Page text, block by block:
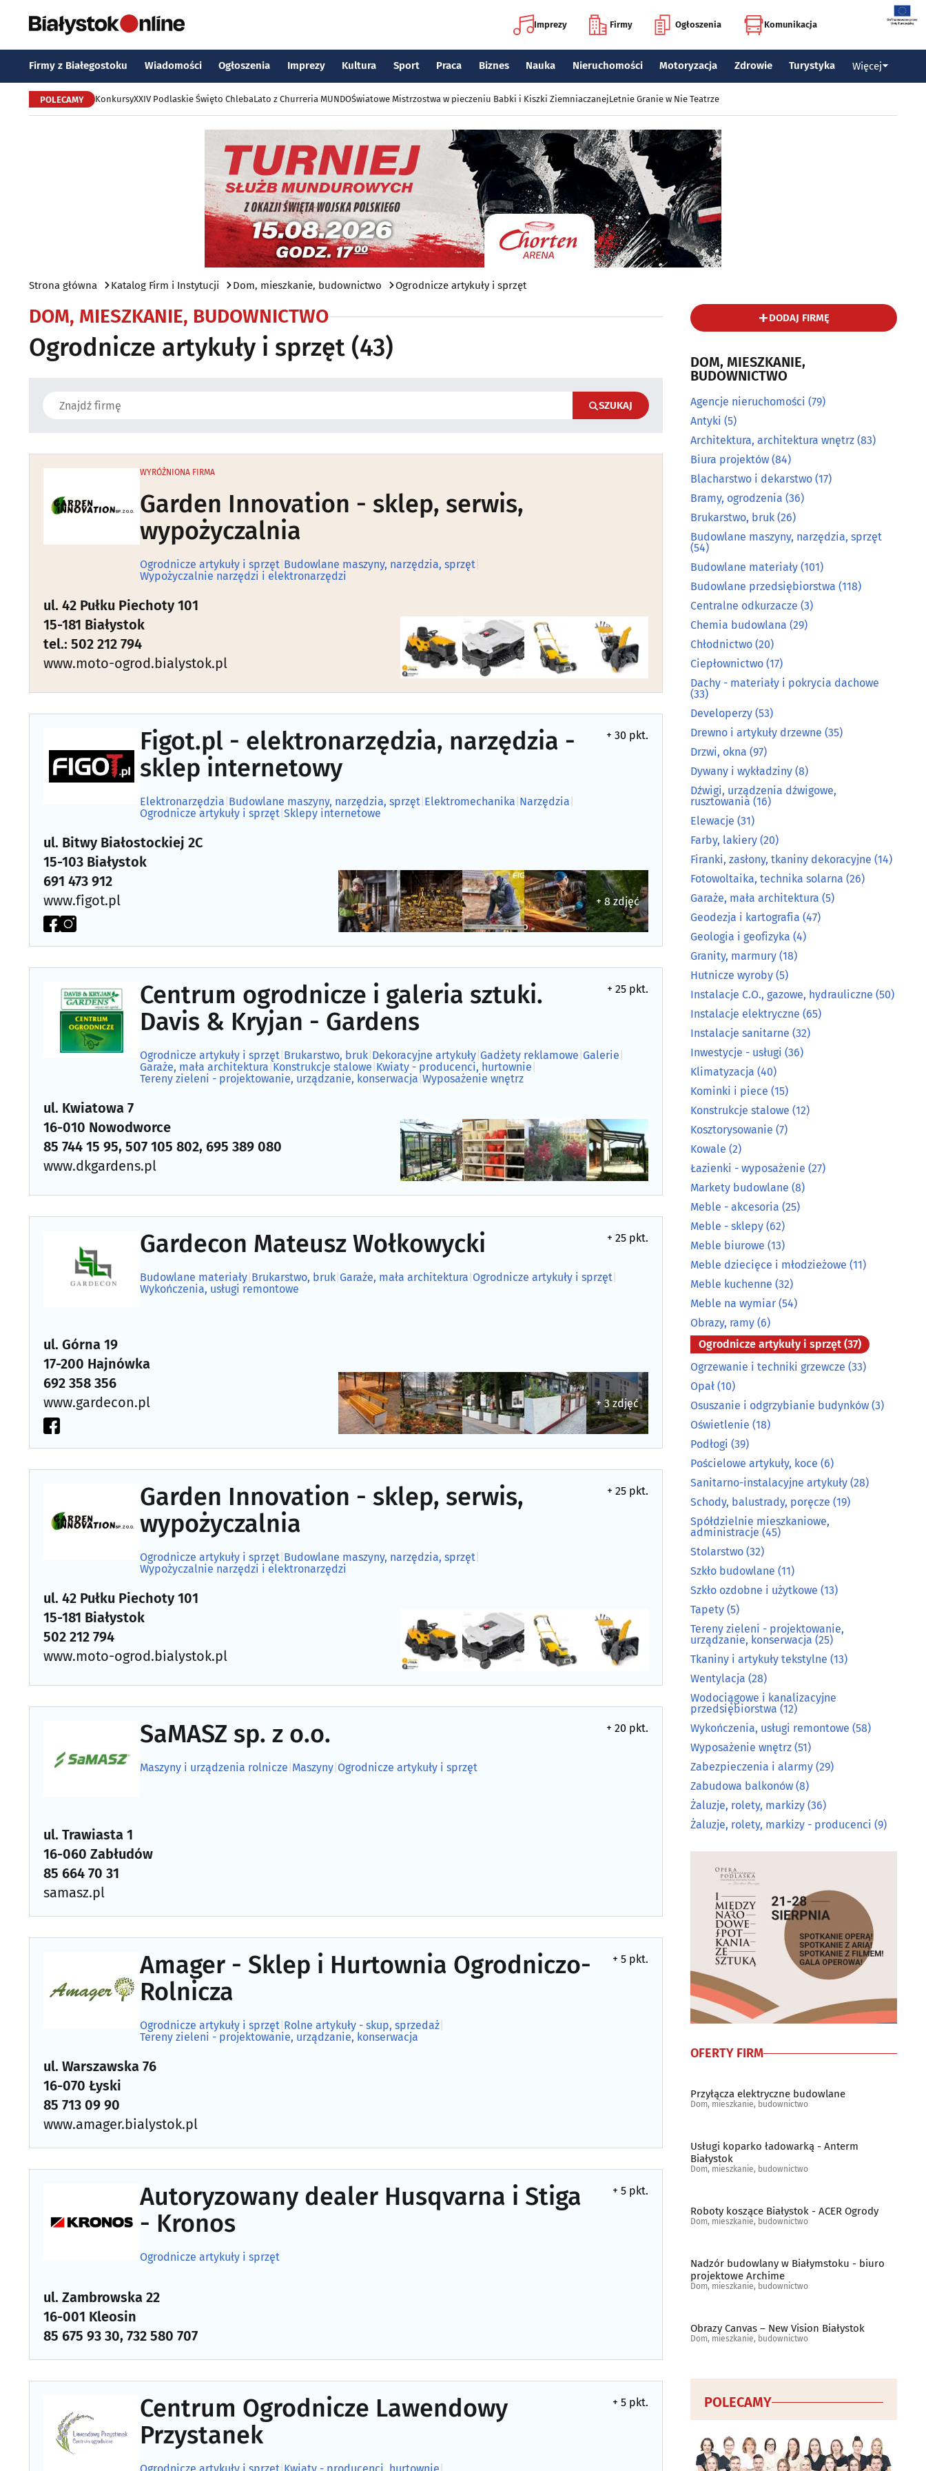
Imprezy Firmy Ogłoszenia Komunikacja
Firmy z Białegostoku Wiadomości Ogłoszenia Imprezy Kultura Sport Praca Biznes Nauka Nieruchomości Motoryzacja Zdrowie Turystyka Więcej
POLECAMY KonkursyXXIV Podlaskie Święto ChlebaLato z Churreria MUNDOŚwiatowe Mistrzostwa w pieczeniu Babki i Kiszki ZiemniaczanejLetnie Granie w Nie Teatrze
Strona główna Katalog Firm i Instytucji Dom, mieszkanie, budownictwo Ogrodnicze artykuły i sprzęt
DOM, MIESZKANIE, BUDOWNICTWO
Ogrodnicze artykuły i sprzęt (43)
SZUKAJ
WYRÓŻNIONA FIRMA
Garden Innovation - sklep, serwis,
wypożyczalnia
Ogrodnicze artykuły i sprzęt Budowlane maszyny, narzędzia, sprzęt
Wypożyczalnie narzędzi i elektronarzędzi
ul. 42 Pułku Piechoty 101
15-181 Białystok
tel.: 502 212 794
www.moto-ogrod.bialystok.pl
+ 30 pkt.
Figot.pl - elektronarzędzia, narzędzia -
sklep internetowy
Elektronarzędzia Budowlane maszyny, narzędzia, sprzęt Elektromechanika Narzędzia
Ogrodnicze artykuły i sprzęt Sklepy internetowe
ul. Bitwy Białostockiej 2C
15-103 Białystok
691 473 912
www.figot.pl
+ 8 zdjęć
+ 25 pkt.
Centrum ogrodnicze i galeria sztuki.
Davis & Kryjan - Gardens
Ogrodnicze artykuły i sprzęt Brukarstwo, bruk Dekoracyjne artykuły Gadżety reklamowe Galerie
Garaże, mała architektura Konstrukcje stalowe Kwiaty - producenci, hurtownie
Tereny zieleni - projektowanie, urządzanie, konserwacja Wyposażenie wnętrz
ul. Kwiatowa 7
16-010 Nowodworce
85 744 15 95, 507 105 802, 695 389 080
www.dkgardens.pl
+ 25 pkt.
Gardecon Mateusz Wołkowycki
Budowlane materiały Brukarstwo, bruk Garaże, mała architektura Ogrodnicze artykuły i sprzęt
Wykończenia, usługi remontowe
ul. Górna 19
17-200 Hajnówka
692 358 356
www.gardecon.pl
+ 3 zdjęć
+ 25 pkt.
Garden Innovation - sklep, serwis,
wypożyczalnia
Ogrodnicze artykuły i sprzęt Budowlane maszyny, narzędzia, sprzęt
Wypożyczalnie narzędzi i elektronarzędzi
ul. 42 Pułku Piechoty 101
15-181 Białystok
502 212 794
www.moto-ogrod.bialystok.pl
+ 20 pkt.
SaMASZ sp. z o.o.
Maszyny i urządzenia rolnicze Maszyny Ogrodnicze artykuły i sprzęt
ul. Trawiasta 1
16-060 Zabłudów
85 664 70 31
samasz.pl
+ 5 pkt.
Amager - Sklep i Hurtownia Ogrodniczo-
Rolnicza
Ogrodnicze artykuły i sprzęt Rolne artykuły - skup, sprzedaż
Tereny zieleni - projektowanie, urządzanie, konserwacja
ul. Warszawska 76
16-070 Łyski
85 713 09 90
www.amager.bialystok.pl
+ 5 pkt.
Autoryzowany dealer Husqvarna i Stiga
- Kronos
Ogrodnicze artykuły i sprzęt
ul. Zambrowska 22
16-001 Kleosin
85 675 93 30, 732 580 707
+ 5 pkt.
Centrum Ogrodnicze Lawendowy
Przystanek
DODAJ FIRMĘ
DOM, MIESZKANIE,
BUDOWNICTWO
Agencje nieruchomości (79)
Antyki (5)
Architektura, architektura wnętrz (83)
Biura projektów (84)
Blacharstwo i dekarstwo (17)
Bramy, ogrodzenia (36)
Brukarstwo, bruk (26)
Budowlane maszyny, narzędzia, sprzęt
(54)
Budowlane materiały (101)
Budowlane przedsiębiorstwa (118)
Centralne odkurzacze (3)
Chemia budowlana (29)
Chłodnictwo (20)
Ciepłownictwo (17)
Dachy - materiały i pokrycia dachowe
(33)
Developerzy (53)
Drewno i artykuły drzewne (35)
Drzwi, okna (97)
Dywany i wykładziny (8)
Dźwigi, urządzenia dźwigowe,
rusztowania (16)
Elewacje (31)
Farby, lakiery (20)
Firanki, zasłony, tkaniny dekoracyjne (14)
Fotowoltaika, technika solarna (26)
Garaże, mała architektura (5)
Geodezja i kartografia (47)
Geologia i geofizyka (4)
Granity, marmury (18)
Hutnicze wyroby (5)
Instalacje C.O., gazowe, hydrauliczne (50)
Instalacje elektryczne (65)
Instalacje sanitarne (32)
Inwestycje - usługi (36)
Klimatyzacja (40)
Kominki i piece (15)
Konstrukcje stalowe (12)
Kosztorysowanie (7)
Kowale (2)
Łazienki - wyposażenie (27)
Markety budowlane (8)
Meble - akcesoria (25)
Meble - sklepy (62)
Meble biurowe (13)
Meble dziecięce i młodzieżowe (11)
Meble kuchenne (32)
Meble na wymiar (54)
Obrazy, ramy (6)
Ogrodnicze artykuły i sprzęt (37)
Ogrzewanie i techniki grzewcze (33)
Opał (10)
Osuszanie i odgrzybianie budynków (3)
Oświetlenie (18)
Podłogi (39)
Pościelowe artykuły, koce (6)
Sanitarno-instalacyjne artykuły (28)
Schody, balustrady, poręcze (19)
Spółdzielnie mieszkaniowe,
administracje (45)
Stolarstwo (32)
Szkło budowlane (11)
Szkło ozdobne i użytkowe (13)
Tapety (5)
Tereny zieleni - projektowanie,
urządzanie, konserwacja (25)
Tkaniny i artykuły tekstylne (13)
Wentylacja (28)
Wodociągowe i kanalizacyjne
przedsiębiorstwa (12)
Wykończenia, usługi remontowe (58)
Wyposażenie wnętrz (51)
Zabezpieczenia i alarmy (29)
Zabudowa balkonów (8)
Żaluzje, rolety, markizy (36)
Żaluzje, rolety, markizy - producenci (9)
OFERTY FIRM
Przyłącza elektryczne budowlane
Dom, mieszkanie, budownictwo
Usługi koparko ładowarką - Anterm
Białystok
Dom, mieszkanie, budownictwo
Roboty koszące Białystok - ACER Ogrody
Dom, mieszkanie, budownictwo
Nadzór budowlany w Białymstoku - biuro
projektowe Archime
Dom, mieszkanie, budownictwo
Obrazy Canvas – New Vision Białystok
Dom, mieszkanie, budownictwo
POLECAMY